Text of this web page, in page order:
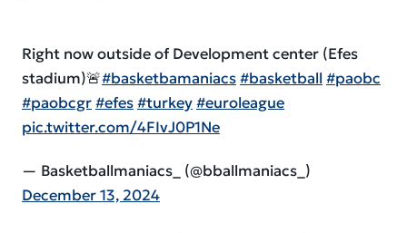
Right now outside of Development center (Efes
stadium)🚨#basketbamaniacs#basketball #paobc
#paobcgr#efes#turkey#euroleague
pic.twitter.com/4FIvJ0P1Ne
— Basketballmaniacs_ (@bballmaniacs_)
December 13, 2024